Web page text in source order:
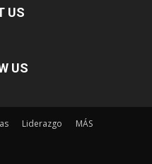
US
US
Liderazgo MÁS